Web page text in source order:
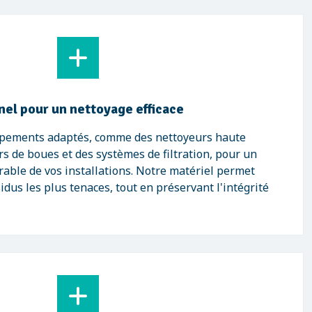
pour un nettoyage efficace
adaptés, comme des nettoyeurs haute
de boues et des systèmes de filtration, pour un
de vos installations. Notre matériel permet
les plus tenaces, tout en préservant l'intégrité